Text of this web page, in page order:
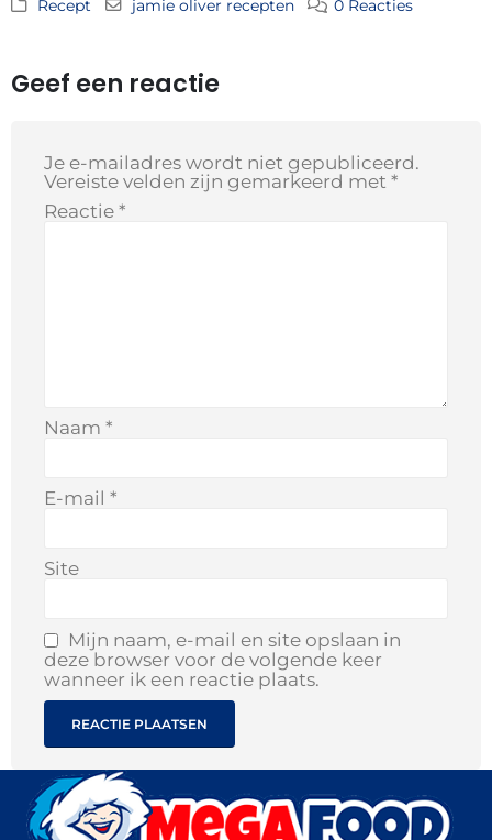
Recept jamie oliver recepten 0 Reacties
Geef een reactie
Je e-mailadres wordt niet gepubliceerd.
Vereiste velden zijn gemarkeerd met *
Reactie *
Naam *
E-mail *
Site
Mijn naam, e-mail en site opslaan in
deze browser voor de volgende keer
wanneer ik een reactie plaats.